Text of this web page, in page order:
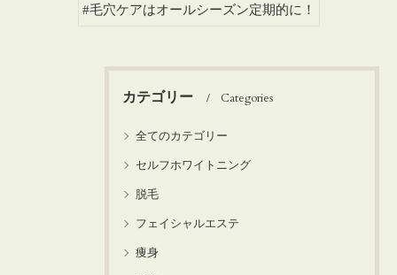
#毛穴ケアはオールシーズン定期的に！
カテゴリー Categories
全てのカテゴリー
セルフホワイトニング
脱毛
フェイシャルエステ
痩身